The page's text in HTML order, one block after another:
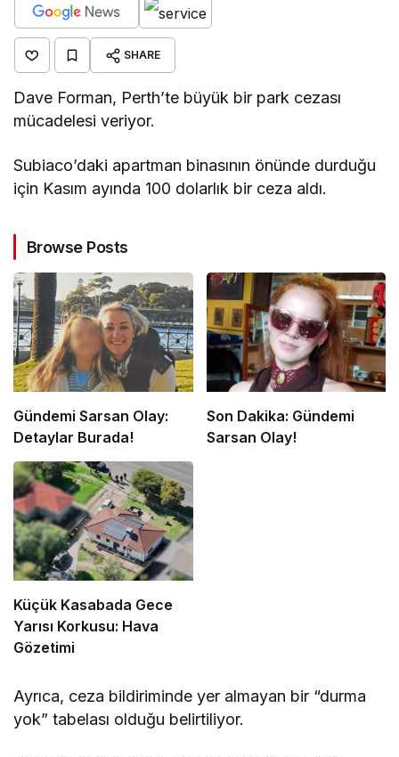
SHARE
Dave Forman, Perth’te büyük bir park cezası
mücadelesi veriyor.
Subiaco’daki apartman binasının önünde durduğu
için Kasım ayında 100 dolarlık bir ceza aldı.
Browse Posts
Gündemi Sarsan Olay:
Detaylar Burada!
Son Dakika: Gündemi
Sarsan Olay!
Küçük Kasabada Gece
Yarısı Korkusu: Hava
Gözetimi
Ayrıca, ceza bildiriminde yer almayan bir “durma
yok” tabelası olduğu belirtiliyor.